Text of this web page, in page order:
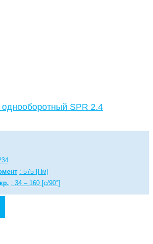
SPR 2.4
: 575 [Нм]
: 34 – 160 [с/90°]